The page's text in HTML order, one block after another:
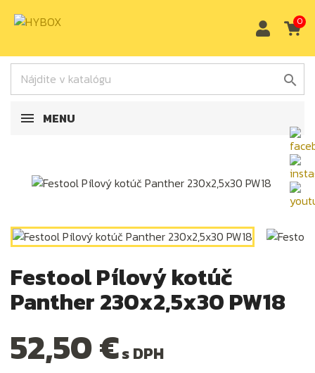

0
MENU
Festool Pílový kotúč
Panther 230x2,5x30 PW18
52,50 €s DPH